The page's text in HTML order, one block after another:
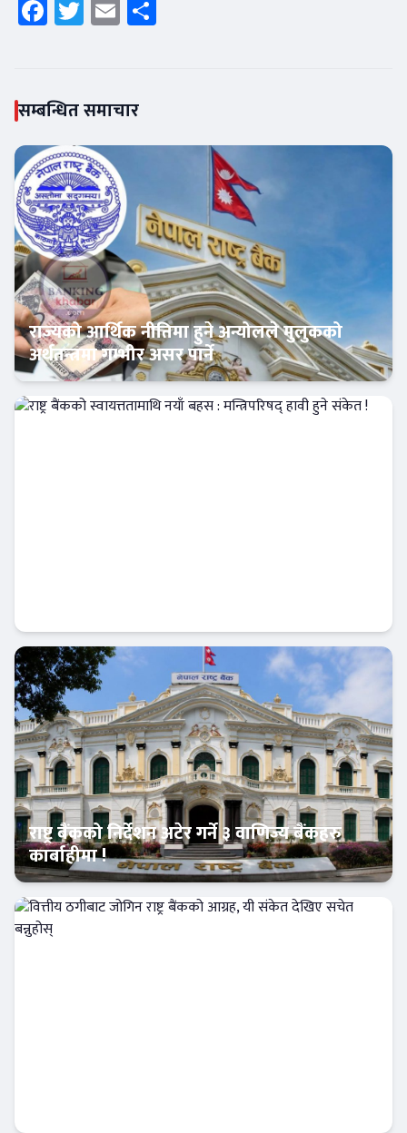
Facebook
Twitter
Email
सम्बन्धित समाचार
Banner News
राज्यको आर्थिक नीतिमा हुने अन्योलले मुलुकको
अर्थतन्त्रमा गम्भीर असर पार्ने
आजको विशेष
Banner News
राष्ट्र बैंकको निर्देशन अटेर गर्ने ३ वाणिज्य बैंकहरु
कार्बाहीमा !